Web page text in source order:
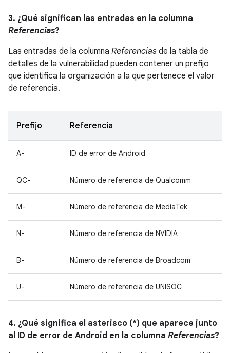
3. ¿Qué significan las entradas en la columna
Referencias?
Las entradas de la columna Referencias de la tabla de
detalles de la vulnerabilidad pueden contener un prefijo
que identifica la organización a la que pertenece el valor
de referencia.
Prefijo Referencia
A- ID de error de Android
QC- Número de referencia de Qualcomm
M- Número de referencia de MediaTek
N- Número de referencia de NVIDIA
B- Número de referencia de Broadcom
U- Número de referencia de UNISOC
4. ¿Qué significa el asterisco (*) que aparece junto
al ID de error de Android en la columna Referencias?